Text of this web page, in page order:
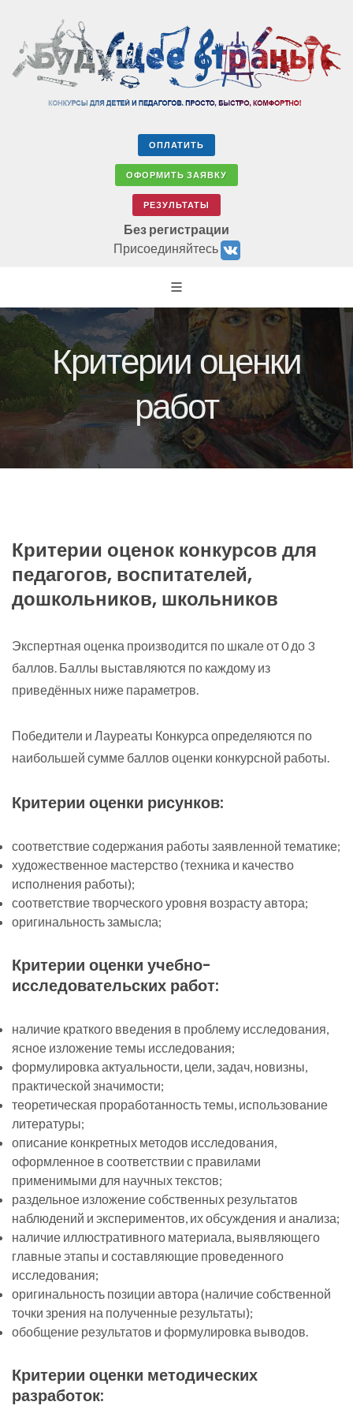
ОПЛАТИТЬ
ОФОРМИТЬ ЗАЯВКУ
РЕЗУЛЬТАТЫ
Без регистрации
Присоединяйтесь
Критерии оценки
работ
Критерии оценок конкурсов для
педагогов, воспитателей,
дошкольников, школьников
Экспертная оценка производится по шкале от 0 до 3
баллов. Баллы выставляются по каждому из
приведённых ниже параметров.
Победители и Лауреаты Конкурса определяются по
наибольшей сумме баллов оценки конкурсной работы.
Критерии оценки рисунков:
соответствие содержания работы заявленной тематике;
художественное мастерство (техника и качество
исполнения работы);
соответствие творческого уровня возрасту автора;
оригинальность замысла;
Критерии оценки учебно-
исследовательских работ:
наличие краткого введения в проблему исследования,
ясное изложение темы исследования;
формулировка актуальности, цели, задач, новизны,
практической значимости;
теоретическая проработанность темы, использование
литературы;
описание конкретных методов исследования,
оформленное в соответствии с правилами
применимыми для научных текстов;
раздельное изложение собственных результатов
наблюдений и экспериментов, их обсуждения и анализа;
наличие иллюстративного материала, выявляющего
главные этапы и составляющие проведенного
исследования;
оригинальность позиции автора (наличие собственной
точки зрения на полученные результаты);
обобщение результатов и формулировка выводов.
Критерии оценки методических
разработок: